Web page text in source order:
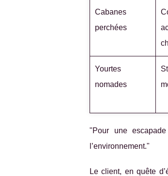
Cabanes
perchées
Yourtes
nomades
"Pour une
l’environnement."
Le client, en quête